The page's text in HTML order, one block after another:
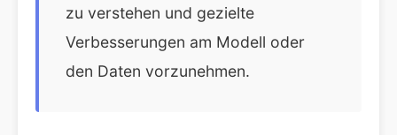
zu verstehen und gezielte
Verbesserungen am Modell oder
den Daten vorzunehmen.